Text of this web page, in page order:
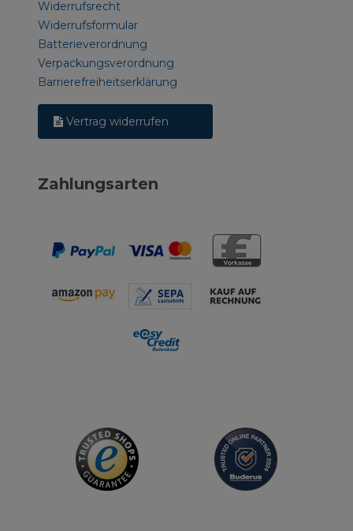
Widerrufsrecht
Widerrufsformular
Batterieverordnung
Verpackungsverordnung
Barrierefreiheitserklärung
Vertrag widerrufen
Zahlungsarten